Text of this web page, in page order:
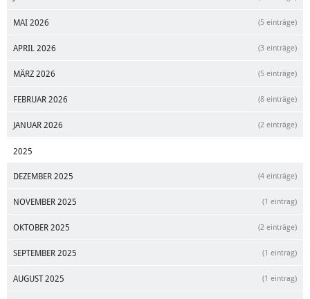
MAI 2026 (5 einträge)
APRIL 2026 (3 einträge)
MÄRZ 2026 (5 einträge)
FEBRUAR 2026 (8 einträge)
JANUAR 2026 (2 einträge)
2025
DEZEMBER 2025 (4 einträge)
NOVEMBER 2025 (1 eintrag)
OKTOBER 2025 (2 einträge)
SEPTEMBER 2025 (1 eintrag)
AUGUST 2025 (1 eintrag)